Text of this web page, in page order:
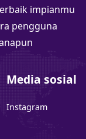
impianmu
pengguna
Media sosial
Instagram